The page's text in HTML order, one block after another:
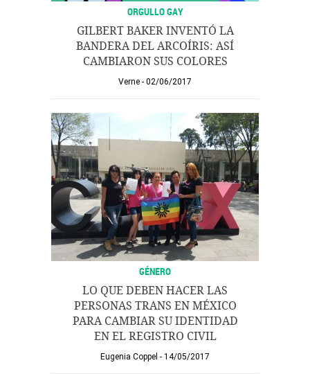
ORGULLO GAY
GILBERT BAKER INVENTÓ LA
BANDERA DEL ARCOÍRIS: ASÍ
CAMBIARON SUS COLORES
Verne 02/06/2017
GÉNERO
LO QUE DEBEN HACER LAS
PERSONAS TRANS EN MÉXICO
PARA CAMBIAR SU IDENTIDAD
EN EL REGISTRO CIVIL
Eugenia Coppel 14/05/2017